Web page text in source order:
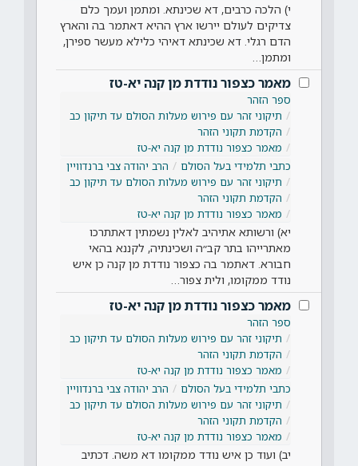
י) הלכה כרבים, דא שכינתא. ומתמן ועמך כלם
צדיקים לעולם יירשו ארץ ההיא דאתמר בה והארץ
הדם רגלי. דא שכינתא דאיהי כלילא מעשר ספירן,
ומתמן…
מאמר כצפור נודדת מן קנה יא-טז
ספר הזהר
תיקוני זהר עם פירוש מעלות הסולם עד תיקון כב
הקדמת תקוני הזהר
מאמר כצפור נודדת מן קנה יא-טז
כתבי תלמידי בעל הסולם
הרב יהודה צבי ברנדוויין
תיקוני זהר עם פירוש מעלות הסולם עד תיקון כב
הקדמת תקוני הזהר
מאמר כצפור נודדת מן קנה יא-טז
יא) ורשותא אתיהיב לאלין נשמתין דאתתרכו
מאתרייהו בתר קב״ה ושכינתיה, לקננא בהאי
חבורא. דאתמר בה כצפור נודדת מן קנה כן איש
נודד ממקומו, ולית צפור…
מאמר כצפור נודדת מן קנה יא-טז
ספר הזהר
תיקוני זהר עם פירוש מעלות הסולם עד תיקון כב
הקדמת תקוני הזהר
מאמר כצפור נודדת מן קנה יא-טז
כתבי תלמידי בעל הסולם
הרב יהודה צבי ברנדוויין
תיקוני זהר עם פירוש מעלות הסולם עד תיקון כב
הקדמת תקוני הזהר
מאמר כצפור נודדת מן קנה יא-טז
יב) ועוד כן איש נודד ממקומו דא משה. דכתיב